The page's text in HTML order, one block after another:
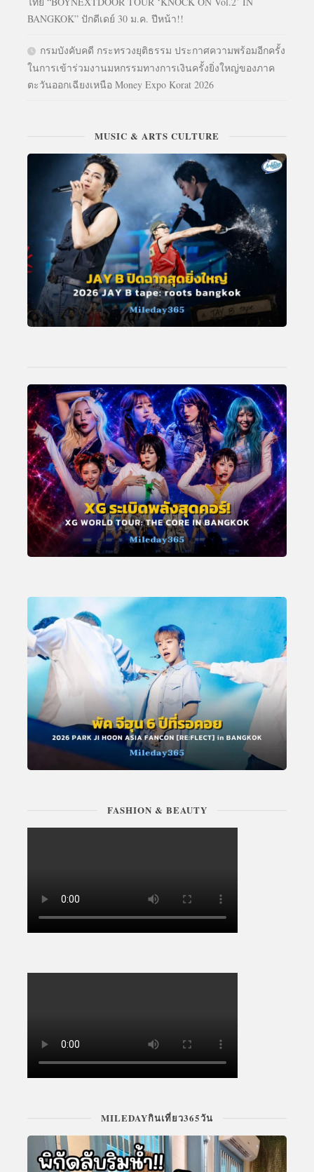
BANGKOK” ปักดีเดย์ 30 ม.ค. ปีหน้า!!
กรมบังคับคดี กระทรวงยุติธรรม ประกาศความพร้อมอีกครั้ง
ในการเข้าร่วมงานมหกรรมทางการเงินครั้งยิ่งใหญ่ของภาค
ตะวันออกเฉียงเหนือ Money Expo Korat 2026
MUSIC & ARTS CULTURE
FASHION & BEAUTY
MILEDAYกินเที่ยว365วัน